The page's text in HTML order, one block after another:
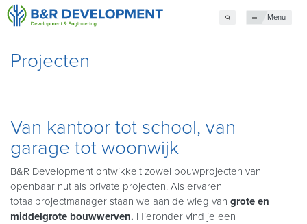
Menu
Projecten
Van kantoor tot school, van
garage tot woonwijk
B&R Development ontwikkelt zowel bouwprojecten van
openbaar nut als private projecten. Als ervaren
totaalprojectmanager staan we aan de wieg van grote en
middelgrote bouwwerven. Hieronder vind je een